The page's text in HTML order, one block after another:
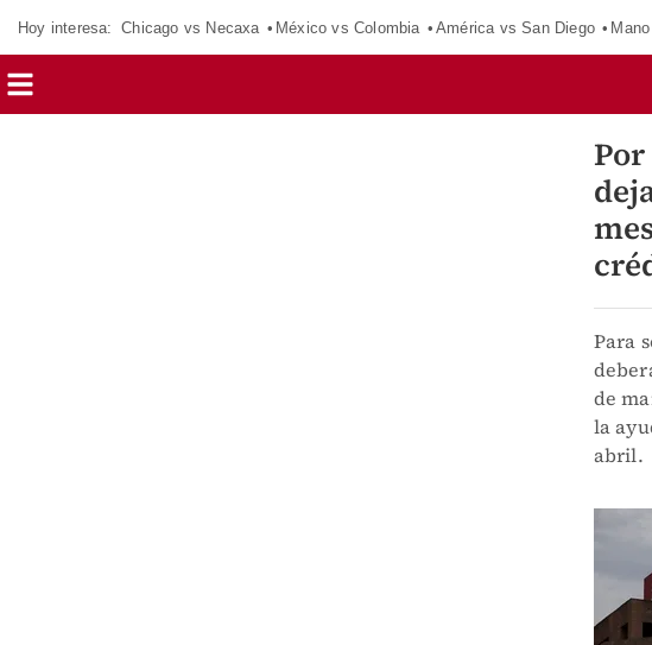
Hoy interesa: Chicago vs Necaxa México vs Colombia América vs San Diego
Para
de
la
abril.